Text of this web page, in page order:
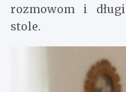
rozmowom i
stole.